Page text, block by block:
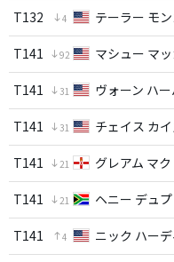
T132 4 テーラー モ
T141 92 マシュー マ
T141 31 ヴォーン ハ
T141 31 チェイス カ
T141 21 グレアム マ
T141 21 ヘニー デュ
T141 4 ニック ハーデ